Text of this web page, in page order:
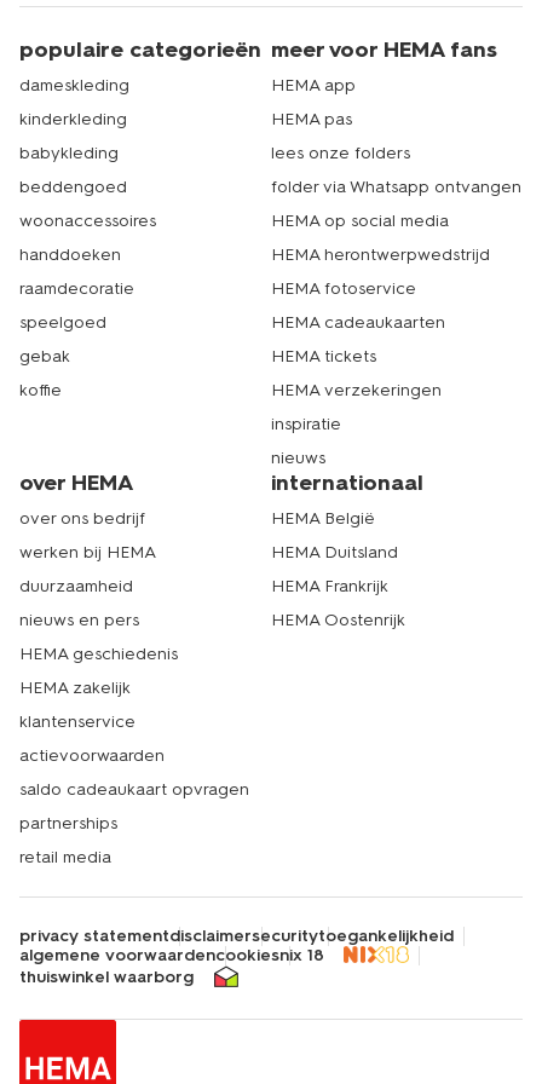
populaire categorieën
dameskleding
kinderkleding
babykleding
beddengoed
woonaccessoires
handdoeken
raamdecoratie
speelgoed
gebak
koffie
meer voor HEMA fans
HEMA app
HEMA pas
lees onze folders
folder via Whatsapp ontvangen
HEMA op social media
HEMA herontwerpwedstrijd
HEMA fotoservice
HEMA cadeaukaarten
HEMA tickets
HEMA verzekeringen
inspiratie
nieuws
over HEMA
over ons bedrijf
werken bij HEMA
duurzaamheid
nieuws en pers
HEMA geschiedenis
HEMA zakelijk
klantenservice
actievoorwaarden
saldo cadeaukaart opvragen
partnerships
retail media
internationaal
HEMA België
HEMA Duitsland
HEMA Frankrijk
HEMA Oostenrijk
privacy statementdisclaimersecuritytoegankelijkheid
algemene voorwaardencookiesnix 18
thuiswinkel waarborg